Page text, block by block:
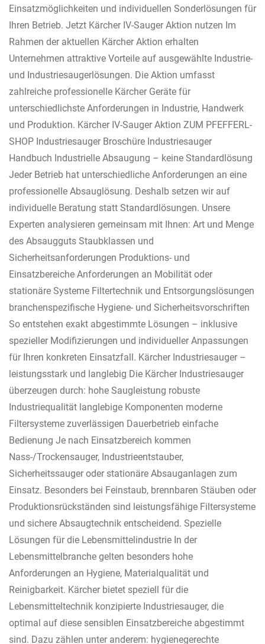
Einsatzmöglichkeiten und individuellen Sonderlösungen für
Ihren Betrieb. Jetzt Kärcher IV-Sauger Aktion nutzen Im
Rahmen der aktuellen Kärcher Aktion erhalten
Unternehmen attraktive Vorteile auf ausgewählte Industrie-
und Industriesaugerlösungen. Die Aktion umfasst
zahlreiche professionelle Kärcher Geräte für
unterschiedlichste Anforderungen in Industrie, Handwerk
und Produktion. Kärcher IV-Sauger Aktion ZUM PFEFFERL-
SHOP Industriesauger Broschüre Industriesauger
Handbuch Industrielle Absaugung – keine Standardlösung
Jeder Betrieb hat unterschiedliche Anforderungen an eine
professionelle Absauglösung. Deshalb setzen wir auf
individuelle Beratung statt Standardlösungen. Unsere
Experten analysieren gemeinsam mit Ihnen: Art und Menge
des Absaugguts Staubklassen und
Sicherheitsanforderungen Produktions- und
Einsatzbereiche Anforderungen an Mobilität oder
stationäre Systeme Filtertechnik und Entsorgungslösungen
branchenspezifische Hygiene- und Sicherheitsvorschriften
So entstehen exakt abgestimmte Lösungen – inklusive
spezieller Modifizierungen und individueller Anpassungen
für Ihren konkreten Einsatzfall. Kärcher Industriesauger –
leistungsstark und langlebig Die Kärcher Industriesauger
überzeugen durch: hohe Saugleistung robuste
Industriequalität langlebige Komponenten moderne
Filtersysteme zuverlässigen Dauerbetrieb einfache
Bedienung Je nach Einsatzbereich kommen
Nass-/Trockensauger, Industrieentstauber,
Sicherheitssauger oder stationäre Absauganlagen zum
Einsatz. Besonders bei Feinstaub, brennbaren Stäuben oder
Produktionsrückständen sind leistungsfähige Filtersysteme
und sichere Absaugtechnik entscheidend. Spezielle
Lösungen für die Lebensmittelindustrie In der
Lebensmittelbranche gelten besonders hohe
Anforderungen an Hygiene, Materialqualität und
Reinigbarkeit. Kärcher bietet speziell für die
Lebensmitteltechnik konzipierte Industriesauger, die
optimal auf diese sensiblen Einsatzbereiche abgestimmt
sind. Dazu zählen unter anderem: hygienegerechte